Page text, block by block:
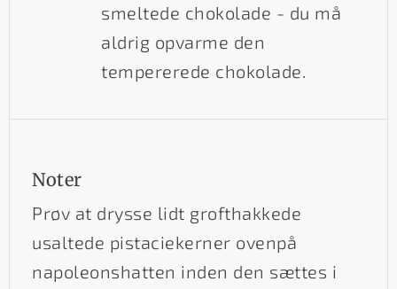
smeltede chokolade - du må
aldrig opvarme den
tempererede chokolade.
Noter
Prøv at drysse lidt grofthakkede
usaltede pistaciekerner ovenpå
napoleonshatten inden den sættes i